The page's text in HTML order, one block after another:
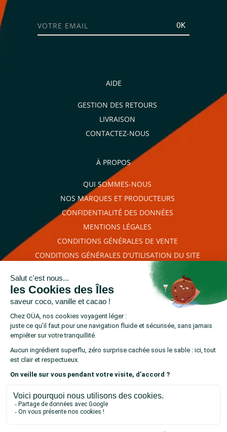
OK
AIDE
GESTION DES RETOURS
LIVRAISON
CONTACTEZ-NOUS
À PROPOS
QUI SOMMES-NOUS
NOS MARQUES ET PRODUCTEURS
CONFIDENTIALITÉ DES DONNÉES
MENTIONS LÉGALES
CONDITIONS GÉNÉRALES DE VENTE
CONDITIONS GÉNÉRALES D'UTILISATION DU SITE
RETROUVEZ-NOUS SUR
Marchand approuvé par la Société des Avis Garantis,
vérifier.